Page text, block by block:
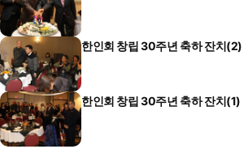
한인회 창립 30주년 축하 잔치(2)
한인회 창립 30주년 축하 잔치(1)